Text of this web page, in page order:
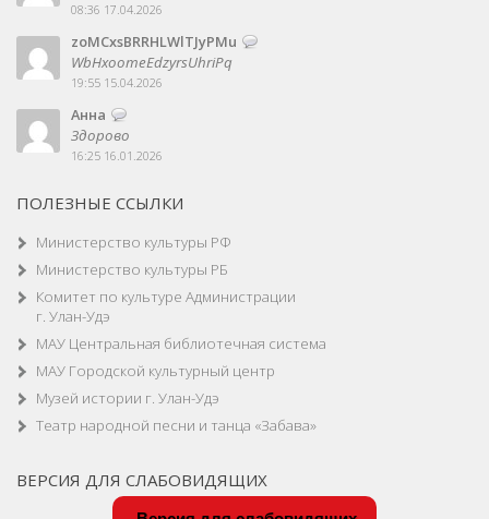
08:36 17.04.2026
zoMCxsBRRHLWlTJyPMu
WbHxoomeEdzyrsUhriPq
19:55 15.04.2026
Анна
Здорово
16:25 16.01.2026
ПОЛЕЗНЫЕ ССЫЛКИ
Министерство культуры РФ
Министерство культуры РБ
Комитет по культуре Администрации
г. Улан-Удэ
МАУ Центральная библиотечная система
МАУ Городской культурный центр
Музей истории г. Улан-Удэ
Театр народной песни и танца «Забава»
ВЕРСИЯ ДЛЯ СЛАБОВИДЯЩИХ